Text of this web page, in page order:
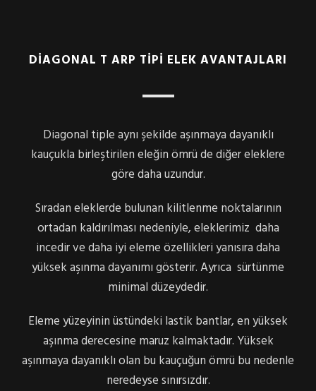
DİAGONAL T ARP TİPİ ELEK AVANTAJLARI
Diagonal tiple aynı şekilde aşınmaya dayanıklı
kauçukla birleştirilen eleğin ömrü de diğer eleklere
göre daha uzundur.
Sıradan eleklerde bulunan kilitlenme noktalarının
ortadan kaldırılması nedeniyle, eleklerimiz daha
incedir ve daha iyi eleme özellikleri yanısıra daha
yüksek aşınma dayanımı gösterir. Ayrıca sürtünme
minimal düzeydedir.
Eleme yüzeyinin üstündeki lastik bantlar, en yüksek
aşınma derecesine maruz kalmaktadır. Yüksek
aşınmaya dayanıklı olan bu kauçuğun ömrü bu nedenle
neredeyse sınırsızdır.